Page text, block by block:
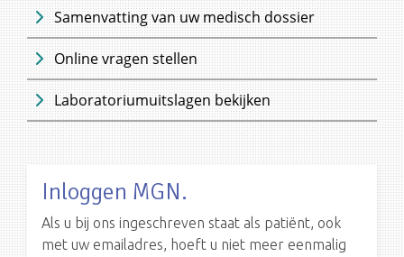
Samenvatting van uw medisch dossier
Online vragen stellen
Laboratoriumuitslagen bekijken
Inloggen MGN.
Als u bij ons ingeschreven staat als patiënt, ook
met uw emailadres, hoeft u niet meer eenmalig